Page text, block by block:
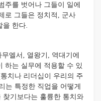
주를 벗어나 그들이 일에
로 그들은 정치적, 군사
을 한다.
엘서, 열왕기, 역대기에
하는 실무에 적용할 수 있
치나 리더십이 우리의 주
는 특정한 직업을 어떻게
찾기보다는 훌륭한 통치와